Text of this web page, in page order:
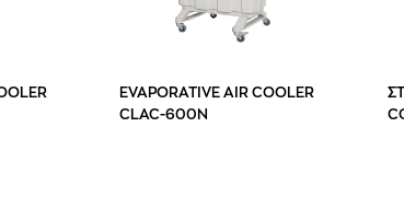
EVAPORATIVE AIR COOLER
CLAC-600N